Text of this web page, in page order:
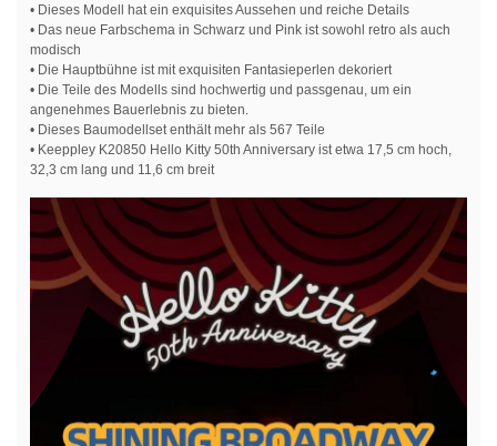
• Dieses Modell hat ein exquisites Aussehen und reiche Details
• Das neue Farbschema in Schwarz und Pink ist sowohl retro als auch
modisch
• Die Hauptbühne ist mit exquisiten Fantasieperlen dekoriert
• Die Teile des Modells sind hochwertig und passgenau, um ein
angenehmes Bauerlebnis zu bieten.
• Dieses Baumodellset enthält mehr als 567 Teile
• Keeppley K20850 Hello Kitty 50th Anniversary ist etwa 17,5 cm hoch,
32,3 cm lang und 11,6 cm breit